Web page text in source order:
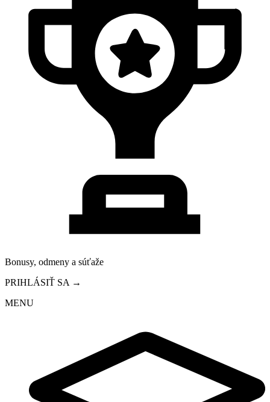
Bonusy, odmeny a súťaže
PRIHLÁSIŤ SA →
MENU